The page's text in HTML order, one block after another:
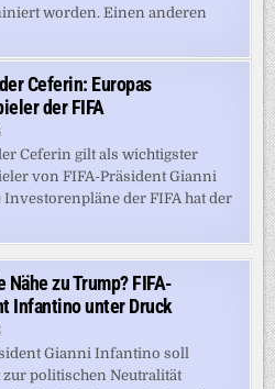
worden. Einen anderen
Ceferin: Europas
der FIFA
Ceferin gilt als wichtigster
von FIFA-Präsident Gianni
der FIFA hat der
Nähe zu Trump? FIFA-
Infantino unter Druck
Gianni Infantino soll
zur politischen Neutralität